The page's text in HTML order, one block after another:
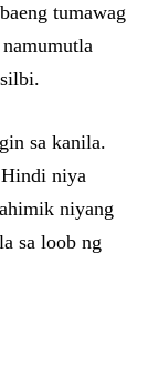
tumawag
sa kanila.
niya
niyang
sa loob ng